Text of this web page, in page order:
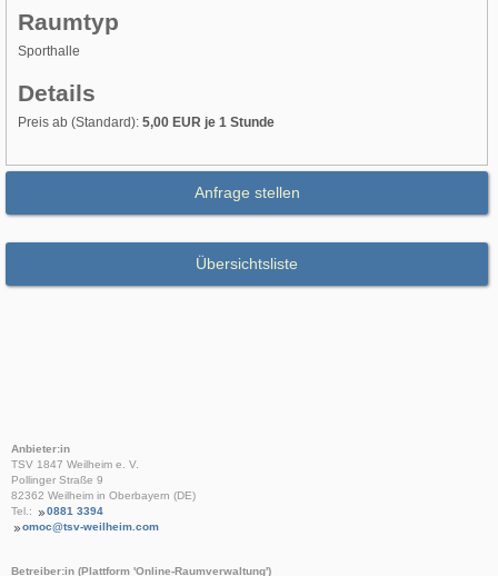
Raumtyp
Sporthalle
Details
Preis ab (Standard): 5,00 EUR je 1 Stunde
Anfrage stellen
Übersichtsliste
Anbieter:in
TSV 1847 Weilheim e. V.
Pollinger Straße 9
82362 Weilheim in Oberbayern (DE)
Tel.:
0881 3394
omoc@tsv-weilheim.com
Betreiber:in (Plattform 'Online-Raumverwaltung')